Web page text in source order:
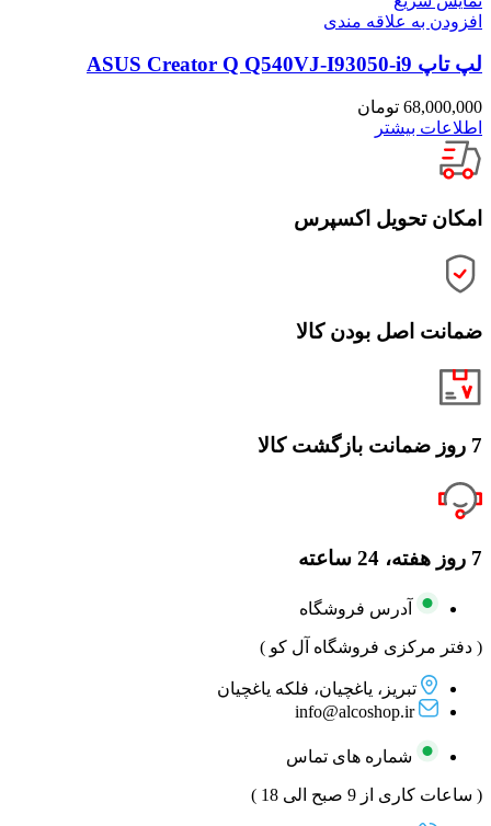
افزودن به علاقه مندی
لپ تاپ ASUS Creator Q Q540VJ-I93050-i9
68,000,000 تومان
اطلاعات بیشتر
امکان تحویل اکسپرس
ضمانت اصل بودن کالا
7 روز ضمانت بازگشت کالا
7 روز هفته، 24 ساعته
آدرس فروشگاه
( دفتر مرکزی فروشگاه آل کو )
تبریز، یاغچیان، فلکه یاغچیان
info@alcoshop.ir
شماره های تماس
( ساعات کاری از 9 صبح الی 18 )